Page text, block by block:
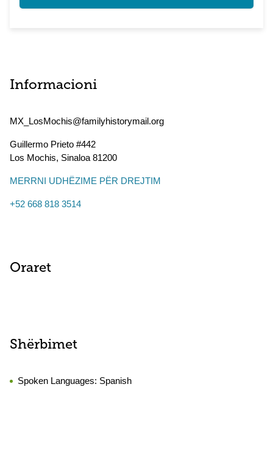
Informacioni
MX_LosMochis@familyhistorymail.org
Guillermo Prieto #442
Los Mochis, Sinaloa 81200
MERRNI UDHËZIME PËR DREJTIM
+52 668 818 3514
Oraret
Shërbimet
Spoken Languages: Spanish